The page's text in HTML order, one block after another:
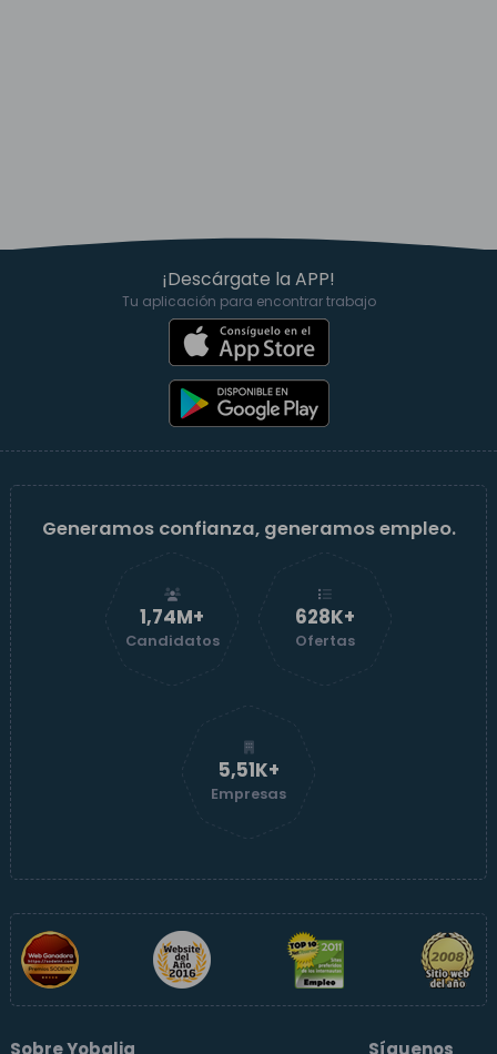
¡Descárgate la APP!
Tu aplicación para encontrar trabajo
Generamos confianza, generamos empleo.
1,74M+
Candidatos
629K+
Ofertas
5,51K+
Empresas
Sobre Yobalia Síguenos